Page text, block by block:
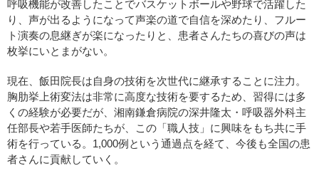
呼吸機能が改善したことでバスケットボールや野球で活躍した
り、声が出るようになって声楽の道で自信を深めたり、フルー
ト演奏の息継ぎが楽になったりと、患者さんたちの喜びの声は
枚挙にいとまがない。
現在、飯田院長は自身の技術を次世代に継承することに注力。
胸肋挙上術変法は非常に高度な技術を要するため、習得には多
くの経験が必要だが、湘南鎌倉病院の深井隆太・呼吸器外科主
任部長や若手医師たちが、この「職人技」に興味をもち共に手
術を行っている。1,000例という通過点を経て、今後も全国の患
者さんに貢献していく。